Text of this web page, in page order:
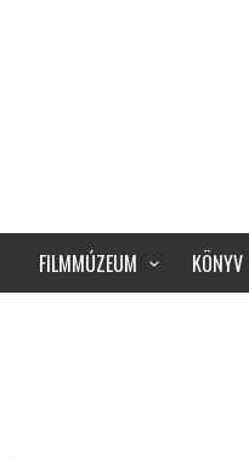
FILMMÚZEUM KÖNYV